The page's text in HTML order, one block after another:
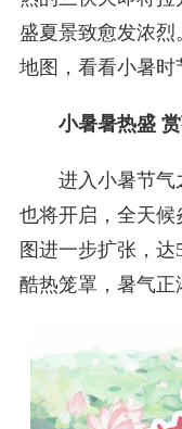
盛夏景致愈发浓
地图，看看小暑时
小暑暑热盛
进入小暑节气
也将开启，全天候
图进一步扩张，
酷热笼罩，暑气正